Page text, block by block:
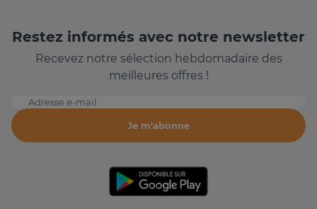
Restez informés avec notre newsletter
Recevez notre sélection hebdomadaire des
meilleures offres !
Adresse e-mail
Je m'abonne